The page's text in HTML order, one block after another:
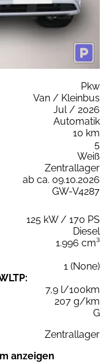
Pkw
Van / Kleinbus
Jul / 2026
Automatik
10 km
5
Weiß
Zentrallager
ab ca. 09.10.2026
GW-V4287
125 kW / 170 PS
Diesel
1.996 cm³
1 (None)
7,9 l/100km
207 g/km
G
Zentrallager
anzeigen